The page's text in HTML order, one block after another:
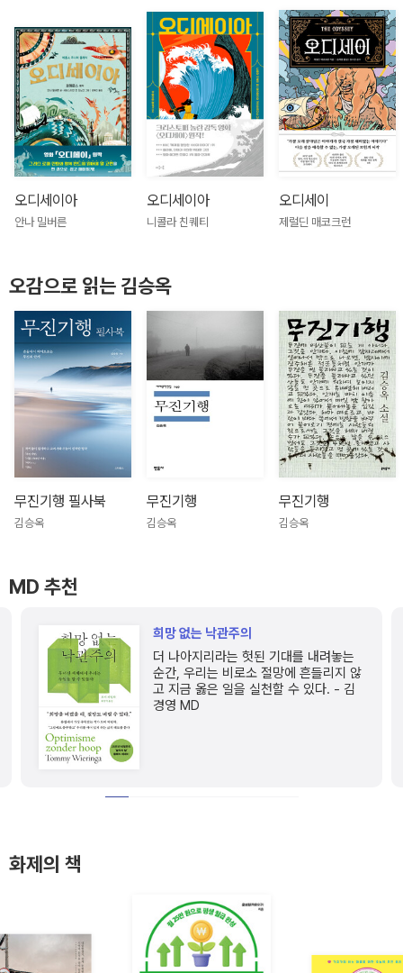
오디세이아
안나 밀버른
오디세이아
니콜라 친퀘티
오디세이
제럴딘 매코크런
오감으로 읽는 김승옥
무진기행 필사북
김승옥
무진기행
김승옥
무진기행
김승옥
MD 추천
희망 없는 낙관주의
더 나아지리라는 헛된 기대를 내려놓는
순간, 우리는 비로소 절망에 흔들리지 않
고 지금 옳은 일을 실천할 수 있다. - 김
경영 MD
화제의 책